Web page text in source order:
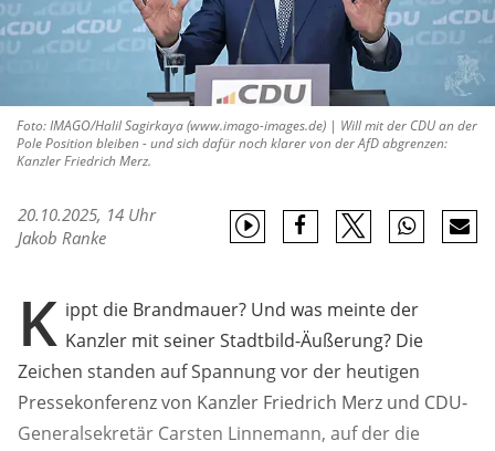
Foto: IMAGO/Halil Sagirkaya (www.imago-images.de) | Will mit der CDU an der
Pole Position bleiben - und sich dafür noch klarer von der AfD abgrenzen:
Kanzler Friedrich Merz.
20.10.2025, 14 Uhr
Jakob Ranke
K ippt die Brandmauer? Und was meinte der
Kanzler mit seiner Stadtbild-Äußerung? Die
Zeichen standen auf Spannung vor der heutigen
Pressekonferenz von Kanzler Friedrich Merz und CDU-
Generalsekretär Carsten Linnemann, auf der die